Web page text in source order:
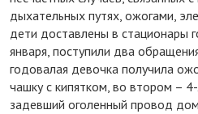
дыхательных путях, ожогами,
дети доставлены в стационары
января, поступили два
годовалая девочка получила
чашку с кипятком, во втором –
задевший оголенный провод